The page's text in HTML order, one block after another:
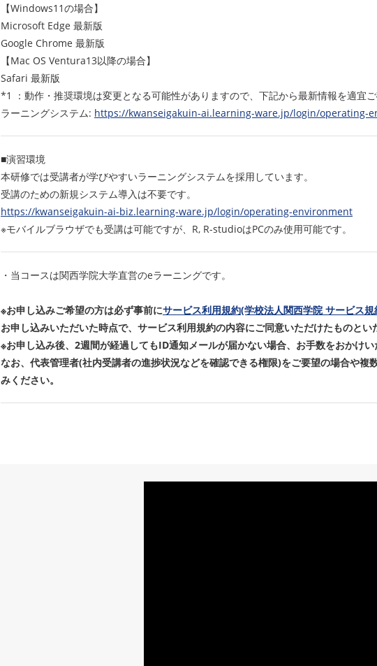
【Windows11の場合】
Microsoft Edge 最新版
Google Chrome 最新版
【Mac OS Ventura13以降の場合】
Safari 最新版
*1 ：動作・推奨環境は変更となる可能性がありますので、下記から最新情報を適宜ご
ラーニングシステム: https://kwanseigakuin-ai.learning-ware.jp/login/operating-
■演習環境
本研修では受講者が学びやすいラーニングシステムを採用しています。
受講のための新規システム導入は不要です。
https://kwanseigakuin-ai-biz.learning-ware.jp/login/operating-environment
※モバイルブラウザでも受講は可能ですが、R, R-studioはPCのみ使用可能です。
・当コースは関西学院大学直営のeラーニングです。
※お申し込みご希望の方は必ず事前にサービス利用規約(学校法人関西学院 サービス規
お申し込みいただいた時点で、サービス利用規約の内容にご同意いただけたものとい
※お申し込み後、2週間が経過してもID通知メールが届かない場合、お手数をおかけ
なお、代表管理者(社内受講者の進捗状況などを確認できる権限)をご要望の場合や
みください。